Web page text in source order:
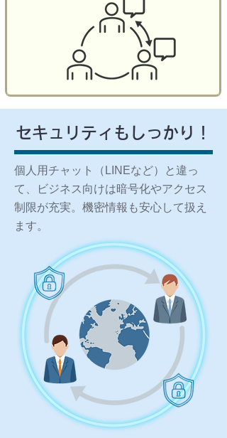
セキュリティもしっかり！
個人用チャット（LINEなど）と違っ
て、ビジネス向けは暗号化やアクセス
制限が充実。機密情報も安心して扱え
ます。